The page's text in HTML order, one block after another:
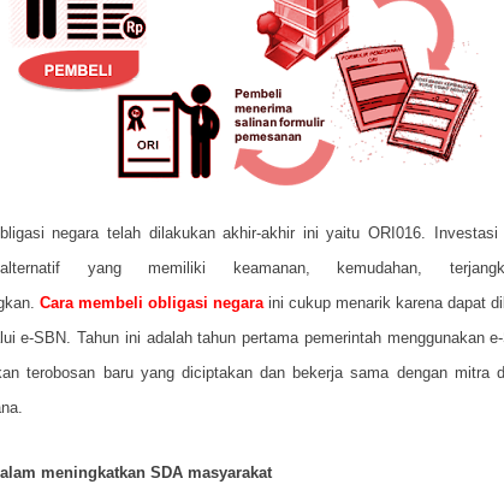
negara telah dilakukan akhir-akhir ini yaitu ORI016.
yang memiliki keamanan, kemudahan,
Cara membeli obligasi negaraini cukup menarik karena dapat
e-SBN. Tahun ini adalah tahun pertama pemerintah menggunakan
terobosan baru yang diciptakan dan bekerja sama dengan mitra
meningkatkan SDA masyarakat